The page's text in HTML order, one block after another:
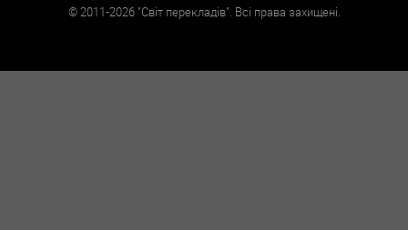
©2011-2026"Світ перекладів". Всі права захищені.